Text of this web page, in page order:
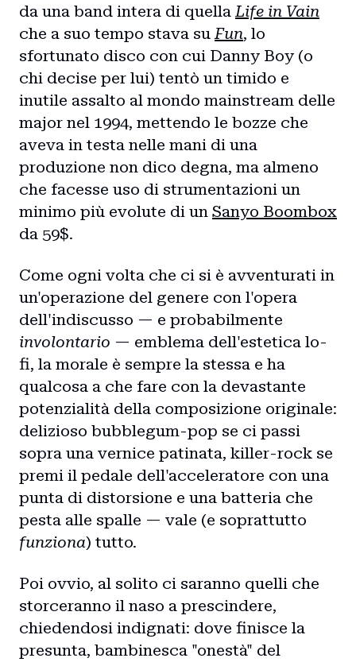
da una band intera di quellaLife in Vain
che a suo tempo stava suFun, lo
sfortunato disco con cui Danny Boy (o
chi decise per lui) tentò un timido e
inutile assalto al mondo mainstream delle
major nel 1994, mettendo le bozze che
aveva in testa nelle mani di una
produzione non dico degna, ma almeno
che facesse uso di strumentazioni un
minimo più evolute di un Sanyo Boombox
da 59$.
Come ogni volta che ci si è avventurati in
un'operazione del genere con l'opera
dell'indiscusso — e probabilmente
involontario — emblema dell'estetica lo-
fi, la morale è sempre la stessa e ha
qualcosa a che fare con la devastante
potenzialità della composizione originale:
delizioso bubblegum-pop se ci passi
sopra una vernice patinata, killer-rock se
premi il pedale dell'acceleratore con una
punta di distorsione e una batteria che
pesta alle spalle — vale (e soprattutto
funziona) tutto.
Poi ovvio, al solito ci saranno quelli che
storceranno il naso a prescindere,
chiedendosi indignati: dove finisce la
presunta, bambinesca "onestà" del